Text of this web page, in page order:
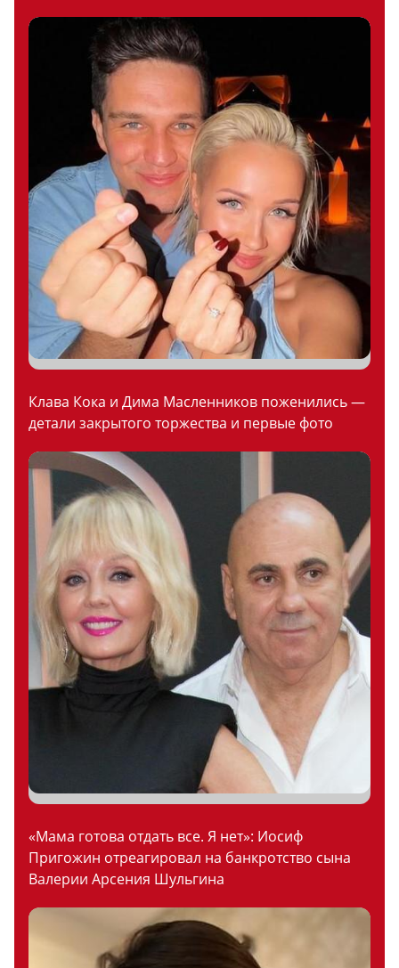
Клава Кока и Дима Масленников поженились —
детали закрытого торжества и первые фото
«Мама готова отдать все. Я нет»: Иосиф
Пригожин отреагировал на банкротство сына
Валерии Арсения Шульгина